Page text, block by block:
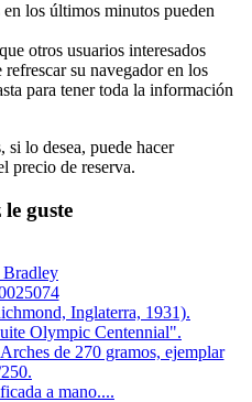
los últimos minutos pueden
otros usuarios interesados
su navegador en los
para tener toda la información
lo desea, puede hacer
precio de reserva.
le guste
Inglaterra, 1931).
Olympic Centennial".
de 270 gramos, ejemplar
a mano....